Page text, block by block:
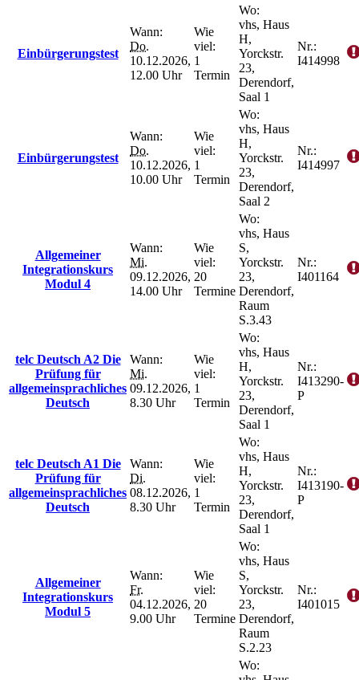
Einbürgerungstest
Wann:
Do.
10.12.2026,
12.00 Uhr
Wie
viel:
1
Termin
Wo:
vhs, Haus
H,
Yorckstr.
23,
Derendorf,
Saal 1
Nr.:
I414998
Einbürgerungstest
Wann:
Do.
10.12.2026,
10.00 Uhr
Wie
viel:
1
Termin
Wo:
vhs, Haus
H,
Yorckstr.
23,
Derendorf,
Saal 2
Nr.:
I414997
Allgemeiner
Integrationskurs
Modul 4
Wann:
Mi.
09.12.2026,
14.00 Uhr
Wie
viel:
20
Termine
Wo:
vhs, Haus
S,
Yorckstr.
23,
Derendorf,
Raum
S.3.43
Nr.:
I401164
telc Deutsch A2 Die
Prüfung für
allgemeinsprachliches
Deutsch
Wann:
Mi.
09.12.2026,
8.30 Uhr
Wie
viel:
1
Termin
Wo:
vhs, Haus
H,
Yorckstr.
23,
Derendorf,
Saal 1
Nr.:
I413290-
P
telc Deutsch A1 Die
Prüfung für
allgemeinsprachliches
Deutsch
Wann:
Di.
08.12.2026,
8.30 Uhr
Wie
viel:
1
Termin
Wo:
vhs, Haus
H,
Yorckstr.
23,
Derendorf,
Saal 1
Nr.:
I413190-
P
Allgemeiner
Integrationskurs
Modul 5
Wann:
Fr.
04.12.2026,
9.00 Uhr
Wie
viel:
20
Termine
Wo:
vhs, Haus
S,
Yorckstr.
23,
Derendorf,
Raum
S.2.23
Nr.:
I401015
Wo: